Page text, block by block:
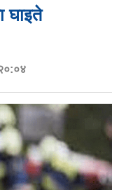
घाइते